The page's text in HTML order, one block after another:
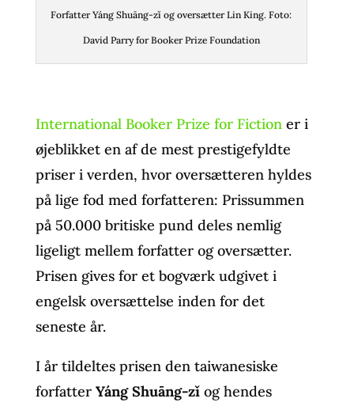
Forfatter Yáng Shuāng-zǐ og oversætter Lin King. Foto:
David Parry for Booker Prize Foundation
International Booker Prize for Fiction er i
øjeblikket en af de mest prestigefyldte
priser i verden, hvor oversætteren hyldes
på lige fod med forfatteren: Prissummen
på 50.000 britiske pund deles nemlig
ligeligt mellem forfatter og oversætter.
Prisen gives for et bogværk udgivet i
engelsk oversættelse inden for det
seneste år.
I år tildeltes prisen den taiwanesiske
forfatter Yáng Shuāng-zǐog hendes